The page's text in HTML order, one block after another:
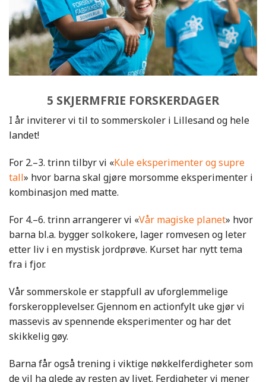
5 SKJERMFRIE FORSKERDAGER
I år inviterer vi til to sommerskoler i Lillesand og hele
landet!
For 2.–3. trinn tilbyr vi «Kule eksperimenter og supre
tall» hvor barna skal gjøre morsomme eksperimenter i
kombinasjon med matte.
For 4.–6. trinn arrangerer vi «Vår magiske planet» hvor
barna bl.a. bygger solkokere, lager romvesen og leter
etter liv i en mystisk jordprøve. Kurset har nytt tema
fra i fjor.
Vår sommerskole er stappfull av uforglemmelige
forskeropplevelser. Gjennom en actionfylt uke gjør vi
massevis av spennende eksperimenter og har det
skikkelig gøy.
Barna får også trening i viktige nøkkelferdigheter som
de vil ha glede av resten av livet. Ferdigheter vi mener